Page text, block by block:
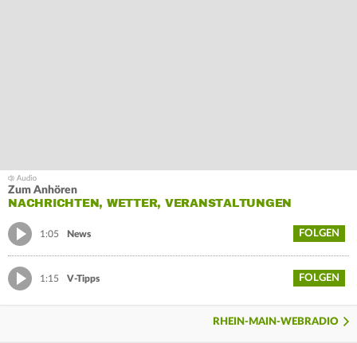
Zum Anhören
NACHRICHTEN, WETTER, VERANSTALTUNGEN
1:05 News FOLGEN
1:15 V-Tipps FOLGEN
RHEIN-MAIN-WEBRADIO